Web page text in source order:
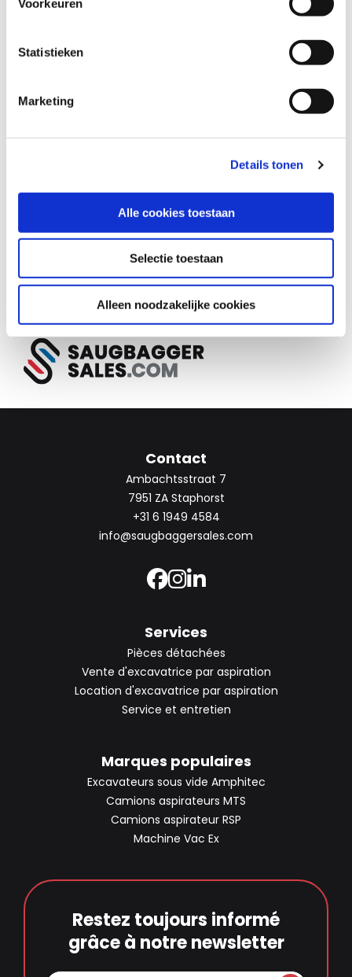
Voorkeuren
Statistieken
Marketing
Details tonen
Alle cookies toestaan
Selectie toestaan
Alleen noodzakelijke cookies
Nous sommes heureux de
vous aider
Contact
Ambachtsstraat 7
7951 ZA Staphorst
+31 6 1949 4584
info@saugbaggersales.com
Services
Pièces détachées
Vente d'excavatrice par aspiration
Location d'excavatrice par aspiration
Service et entretien
Marques populaires
Excavateurs sous vide Amphitec
Camions aspirateurs MTS
Camions aspirateur RSP
Machine Vac Ex
Restez toujours informé
grâce à notre newsletter